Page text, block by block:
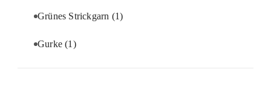
Grünes Strickgarn (1)
Gurke(1)